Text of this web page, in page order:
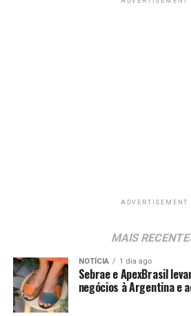
ADVERTISEMENT
MAIS
NOTÍCIA 1 dia ago
Sebrae e ApexBrasil
negócios à Argentina e